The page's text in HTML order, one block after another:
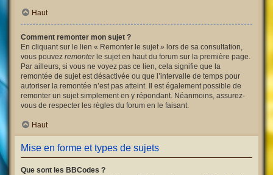
Haut
Comment remonter mon sujet ?
En cliquant sur le lien « Remonter le sujet » lors de sa consultation,
vous pouvez remonterle sujet en haut du forum sur la première page.
Par ailleurs, si vous ne voyez pas ce lien, cela signifie que la
remontée de sujet est désactivée ou que l’intervalle de temps pour
autoriser la remontée n’est pas atteint. Il est également possible de
remonter un sujet simplement en y répondant. Néanmoins, assurez-
vous de respecter les règles du forum en le faisant.
Haut
Mise en forme et types de sujets
Que sont les BBCodes ?